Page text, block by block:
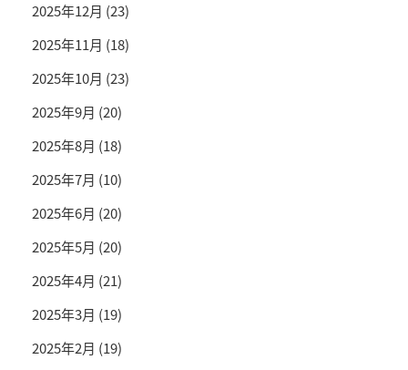
2025年12月 (23)
2025年11月 (18)
2025年10月 (23)
2025年9月 (20)
2025年8月 (18)
2025年7月 (10)
2025年6月 (20)
2025年5月 (20)
2025年4月 (21)
2025年3月 (19)
2025年2月 (19)